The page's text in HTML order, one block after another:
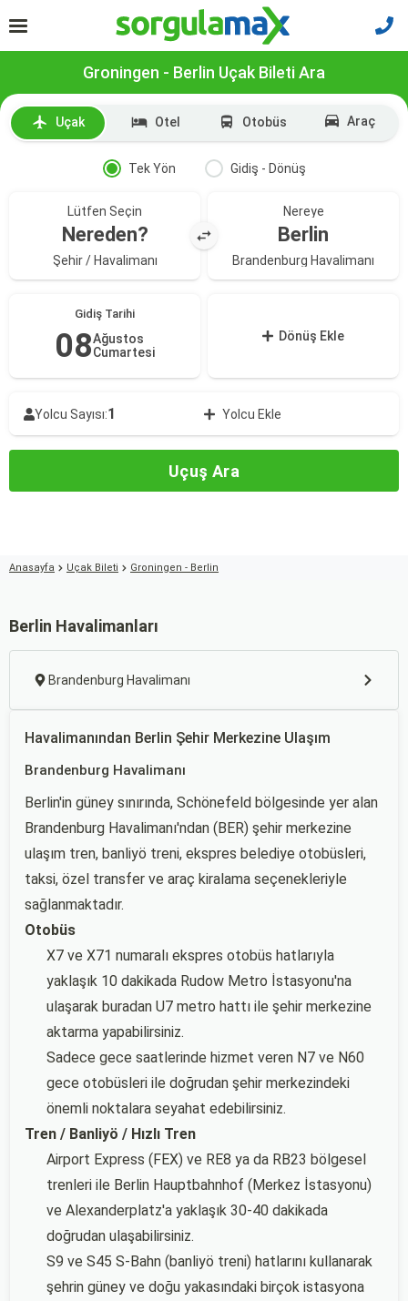
Groningen - Berlin Uçak Bileti Ara
Uçak Otel Otobüs Araç
Tek Yön Gidiş - Dönüş
Lütfen Seçin
Nereden?
Şehir / Havalimanı
Nereye
Berlin
Brandenburg Havalimanı
Gidiş Tarihi
08Ağustos
Cumartesi
Dönüş Ekle
Yolcu Sayısı:1 Yolcu Ekle
Uçuş Ara
Anasayfa Uçak Bileti Groningen - Berlin
Berlin Havalimanları
Brandenburg Havalimanı
Havalimanından Berlin Şehir Merkezine Ulaşım
Brandenburg Havalimanı
Berlin'in güney sınırında, Schönefeld bölgesinde yer alan
Brandenburg Havalimanı'ndan (BER) şehir merkezine
ulaşım tren, banliyö treni, ekspres belediye otobüsleri,
taksi, özel transfer ve araç kiralama seçenekleriyle
sağlanmaktadır.
Otobüs
X7 ve X71 numaralı ekspres otobüs hatlarıyla
yaklaşık 10 dakikada Rudow Metro İstasyonu'na
ulaşarak buradan U7 metro hattı ile şehir merkezine
aktarma yapabilirsiniz.
Sadece gece saatlerinde hizmet veren N7 ve N60
gece otobüsleri ile doğrudan şehir merkezindeki
önemli noktalara seyahat edebilirsiniz.
Tren / Banliyö / Hızlı Tren
Airport Express (FEX) ve RE8 ya da RB23 bölgesel
trenleri ile Berlin Hauptbahnhof (Merkez İstasyonu)
ve Alexanderplatz'a yaklaşık 30-40 dakikada
doğrudan ulaşabilirsiniz.
S9 ve S45 S-Bahn (banliyö treni) hatlarını kullanarak
şehrin güney ve doğu yakasındaki birçok istasyona